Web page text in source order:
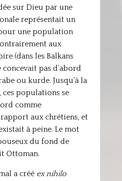
sur Dieu par une
représentait un
une population
aux
(dans les Balkans
pas d’abord
ou kurde. Jusqu’à la
ces populations se
comme
aux chrétiens, et
à peine. Le mot
du fond de
Ottoman.
a créé ex nihilo